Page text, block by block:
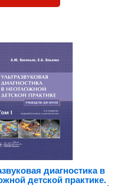
диагностика в
детской практике.